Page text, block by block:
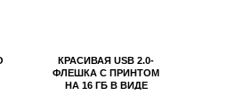
КРАСИВАЯ USB 2.0-
ФЛЕШКА С ПРИНТОМ
НА 16 ГБ В ВИДЕ